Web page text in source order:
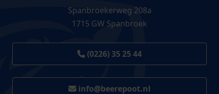
Spanbroekerweg 208a
1715 GW Spanbroek
(0226) 35 25 44
info@beerepoot.nl